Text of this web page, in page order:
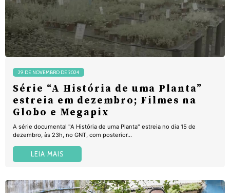
29 DE NOVEMBRO DE 2024
Série “A História de uma Planta”
estreia em dezembro; Filmes na
Globo e Megapix
A série documental "A História de uma Planta" estreia no dia 15 de
dezembro, às 23h, no GNT, com posterior...
LEIA MAIS